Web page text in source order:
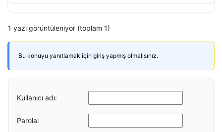
1 yazı görüntüleniyor (toplam 1)
Bu konuyu yanıtlamak için giriş yapmış olmalısınız.
Kullanıcı adı:
Parola: